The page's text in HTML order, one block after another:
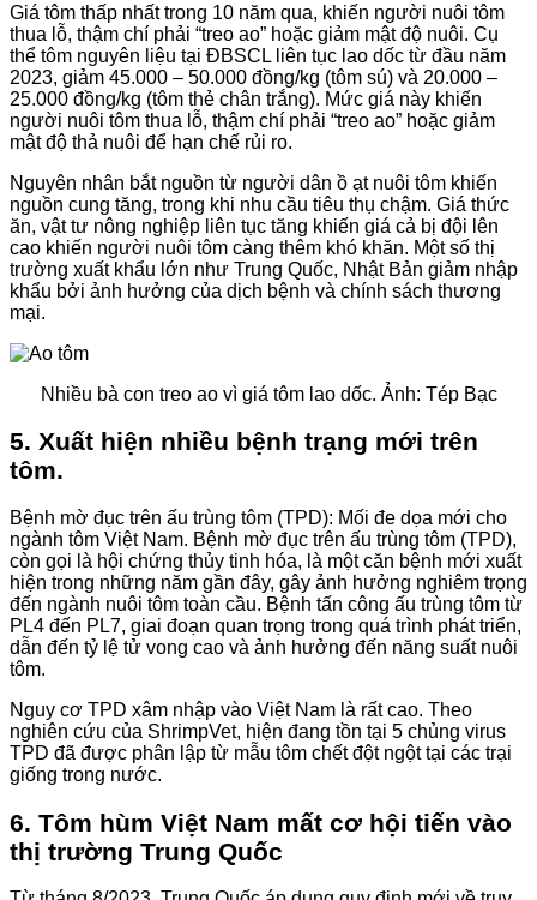
Giá tôm thấp nhất trong 10 năm qua, khiến người nuôi tôm
thua lỗ, thậm chí phải “treo ao” hoặc giảm mật độ nuôi. Cụ
thể tôm nguyên liệu tại ĐBSCL liên tục lao dốc từ đầu năm
2023, giảm 45.000 – 50.000 đồng/kg (tôm sú) và 20.000 –
25.000 đồng/kg (tôm thẻ chân trắng). Mức giá này khiến
người nuôi tôm thua lỗ, thậm chí phải “treo ao” hoặc giảm
mật độ thả nuôi để hạn chế rủi ro.
Nguyên nhân bắt nguồn từ người dân ồ ạt nuôi tôm khiến
nguồn cung tăng, trong khi nhu cầu tiêu thụ chậm. Giá thức
ăn, vật tư nông nghiệp liên tục tăng khiến giá cả bị đội lên
cao khiến người nuôi tôm càng thêm khó khăn. Một số thị
trường xuất khẩu lớn như Trung Quốc, Nhật Bản giảm nhập
khẩu bởi ảnh hưởng của dịch bệnh và chính sách thương
mại.
Nhiều bà con treo ao vì giá tôm lao dốc. Ảnh: Tép Bạc
5. Xuất hiện nhiều bệnh trạng mới trên
tôm.
Bệnh mờ đục trên ấu trùng tôm (TPD): Mối đe dọa mới cho
ngành tôm Việt Nam. Bệnh mờ đục trên ấu trùng tôm (TPD),
còn gọi là hội chứng thủy tinh hóa, là một căn bệnh mới xuất
hiện trong những năm gần đây, gây ảnh hưởng nghiêm trọng
đến ngành nuôi tôm toàn cầu. Bệnh tấn công ấu trùng tôm từ
PL4 đến PL7, giai đoạn quan trọng trong quá trình phát triển,
dẫn đến tỷ lệ tử vong cao và ảnh hưởng đến năng suất nuôi
tôm.
Nguy cơ TPD xâm nhập vào Việt Nam là rất cao. Theo
nghiên cứu của ShrimpVet, hiện đang tồn tại 5 chủng virus
TPD đã được phân lập từ mẫu tôm chết đột ngột tại các trại
giống trong nước.
6. Tôm hùm Việt Nam mất cơ hội tiến vào
thị trường Trung Quốc